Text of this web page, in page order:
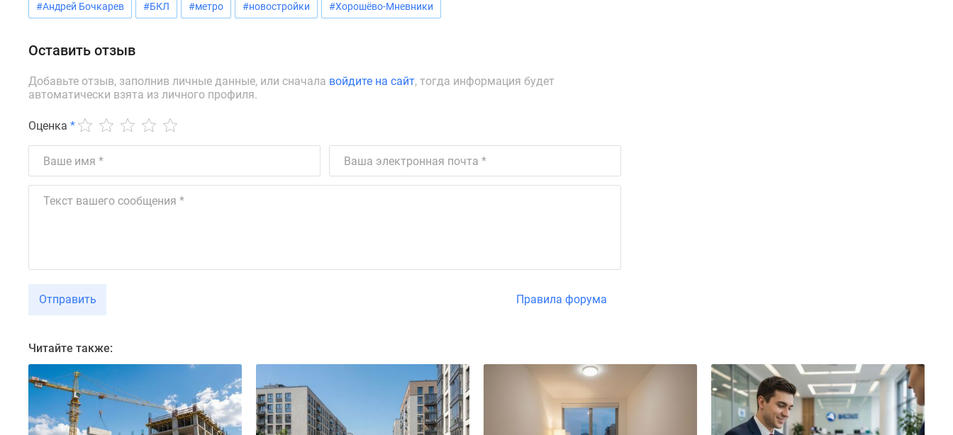
Покупателю
новостроек
авторы
Контакты
Реклама
ипотека
новостроек
#Андрей Бочкарев #БКЛ #метро #новостройки #Хорошёво-Мневники
Оставить отзыв
Добавьте отзыв, заполнив личные данные, или сначала войдите на сайт, тогда информация будет
автоматически взята из личного профиля.
Оценка *
Отправить Правила форума
Читайте также: